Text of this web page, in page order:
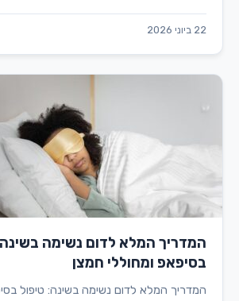
22 ביוני 2026
המדריך המלא לדום נשימה
בסיפאפ ומחוללי חמצן
המדריך המלא לדום נשימה בשינה: טיפול